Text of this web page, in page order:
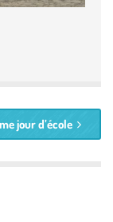
jour d’école